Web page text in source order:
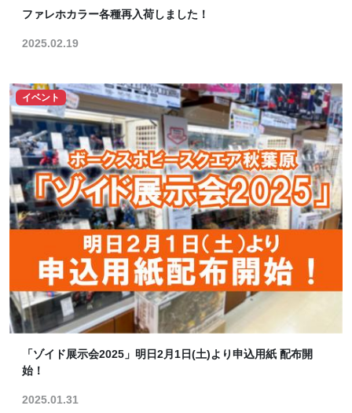
ファレホカラー各種再入荷しました！
2025.02.19
イベント
「ゾイド展示会2025」明日2月1日(土)より申込用紙 配布開
始！
2025.01.31